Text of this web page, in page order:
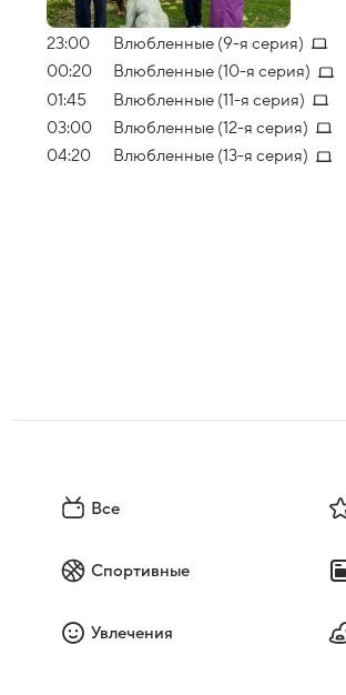
23:00
Влюбленные (9-я серия)
00:20
Влюбленные (10-я серия)
01:45
Влюбленные (11-я серия)
03:00
Влюбленные (12-я серия)
04:20
Влюбленные (13-я серия)
Все
Спортивные
Увлечения